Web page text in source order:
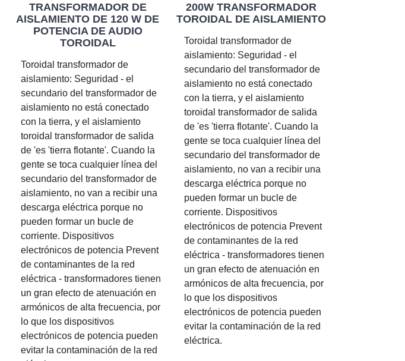
TRANSFORMADOR DE
AISLAMIENTO DE 120 W DE
POTENCIA DE AUDIO
TOROIDAL
Toroidal transformador de
aislamiento: Seguridad - el
secundario del transformador de
aislamiento no está conectado
con la tierra, y el aislamiento
toroidal transformador de salida
de 'es 'tierra flotante'. Cuando la
gente se toca cualquier línea del
secundario del transformador de
aislamiento, no van a recibir una
descarga eléctrica porque no
pueden formar un bucle de
corriente. Dispositivos
electrónicos de potencia Prevent
de contaminantes de la red
eléctrica - transformadores tienen
un gran efecto de atenuación en
armónicos de alta frecuencia, por
lo que los dispositivos
electrónicos de potencia pueden
evitar la contaminación de la red
200W TRANSFORMADOR
TOROIDAL DE AISLAMIENTO
Toroidal transformador de
aislamiento: Seguridad - el
secundario del transformador de
aislamiento no está conectado
con la tierra, y el aislamiento
toroidal transformador de salida
de 'es 'tierra flotante'. Cuando la
gente se toca cualquier línea del
secundario del transformador de
aislamiento, no van a recibir una
descarga eléctrica porque no
pueden formar un bucle de
corriente. Dispositivos
electrónicos de potencia Prevent
de contaminantes de la red
eléctrica - transformadores tienen
un gran efecto de atenuación en
armónicos de alta frecuencia, por
lo que los dispositivos
electrónicos de potencia pueden
evitar la contaminación de la red
eléctrica.